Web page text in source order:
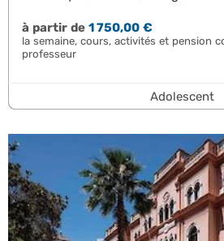
à partir de1 750,00 €
la semaine, cours, activités et pension
professeur
Adolescent